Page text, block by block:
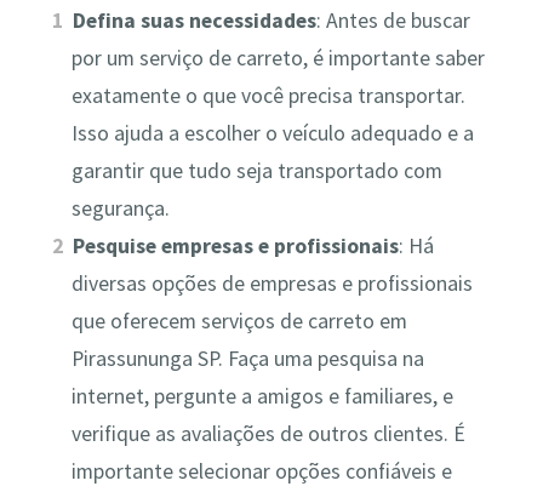
Defina suas necessidades: Antes de buscar
por um serviço de carreto, é importante saber
exatamente o que você precisa transportar.
Isso ajuda a escolher o veículo adequado e a
garantir que tudo seja transportado com
segurança.
Pesquise empresas e profissionais: Há
diversas opções de empresas e profissionais
que oferecem serviços de carreto em
Pirassununga SP. Faça uma pesquisa na
internet, pergunte a amigos e familiares, e
verifique as avaliações de outros clientes. É
importante selecionar opções confiáveis e